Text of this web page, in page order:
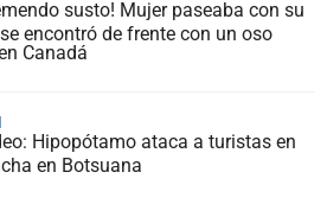
susto! Mujer paseaba con su
encontró de frente con un oso
Canadá
Hipopótamo ataca a turistas en
en Botsuana